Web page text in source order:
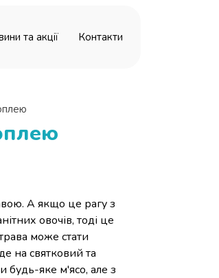
та акції Контакти
А якщо це рагу з
овочів, тоді це
може стати
на святковий та
будь-яке м'ясо, але з